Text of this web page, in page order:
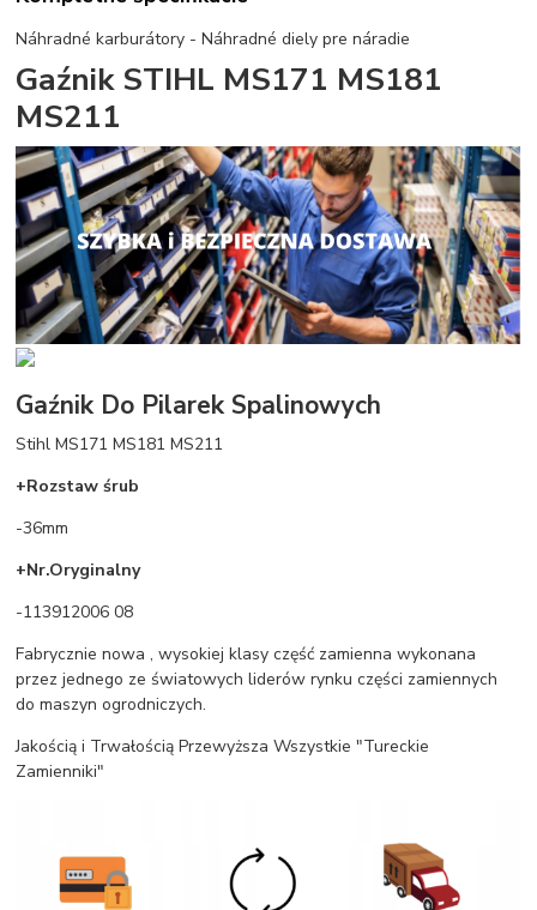
Náhradné karburátory - Náhradné diely pre náradie
Gaźnik STIHL MS171 MS181
MS211
Gaźnik Do Pilarek Spalinowych
Stihl MS171 MS181 MS211
+Rozstaw śrub
-36mm
+Nr.Oryginalny
-113912006 08
Fabrycznie nowa , wysokiej klasy część zamienna wykonana
przez jednego ze światowych liderów rynku części zamiennych
do maszyn ogrodniczych.
Jakością i Trwałością Przewyższa Wszystkie "Tureckie
Zamienniki"